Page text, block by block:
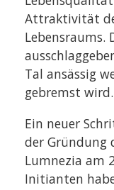
Attraktivität
Lebensraums.
Tal ansässig
gebremst wird.
Ein neuer
der Gründung
Lumnezia am
Initianten